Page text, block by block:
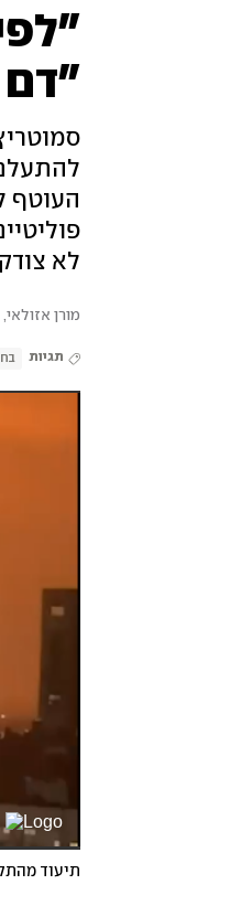
"דם
העוטף
לא
מורן אזולאי
תגיות
תיעוד